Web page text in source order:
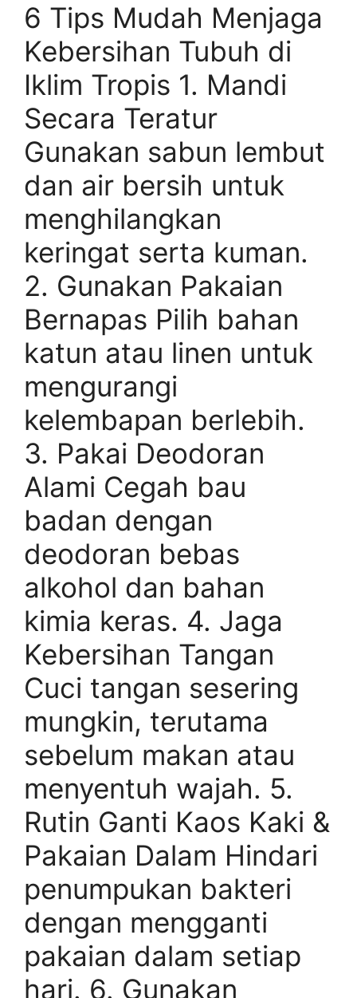
6 Tips Mudah Menjaga
Kebersihan Tubuh di
Iklim Tropis 1. Mandi
Secara Teratur
Gunakan sabun lembut
dan air bersih untuk
menghilangkan
keringat serta kuman.
2. Gunakan Pakaian
Bernapas Pilih bahan
katun atau linen untuk
mengurangi
kelembapan berlebih.
3. Pakai Deodoran
Alami Cegah bau
badan dengan
deodoran bebas
alkohol dan bahan
kimia keras. 4. Jaga
Kebersihan Tangan
Cuci tangan sesering
mungkin, terutama
sebelum makan atau
menyentuh wajah. 5.
Rutin Ganti Kaos Kaki &
Pakaian Dalam Hindari
penumpukan bakteri
dengan mengganti
pakaian dalam setiap
hari. 6. Gunakan